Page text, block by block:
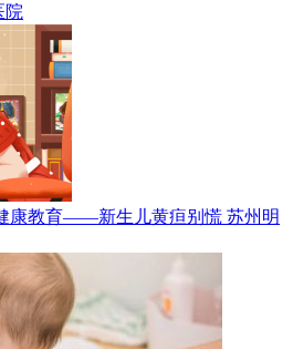
院
康教育——新生儿黄疸别慌 苏州明